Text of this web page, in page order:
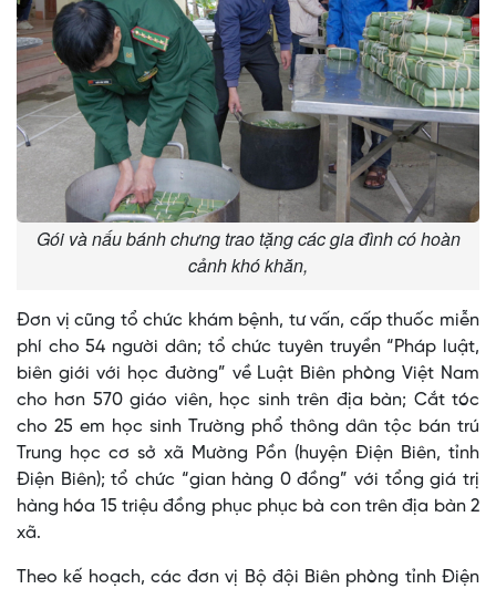
Gói và nấu bánh chưng trao tặng các gia đình có hoàn
cảnh khó khăn,
Đơn vị cũng tổ chức khám bệnh, tư vấn, cấp thuốc miễn
phí cho 54 người dân; tổ chức tuyên truyền “Pháp luật,
biên giới với học đường” về Luật Biên phòng Việt Nam
cho hơn 570 giáo viên, học sinh trên địa bàn; Cắt tóc
cho 25 em học sinh Trường phổ thông dân tộc bán trú
Trung học cơ sở xã Mường Pồn (huyện Điện Biên, tỉnh
Điện Biên); tổ chức “gian hàng 0 đồng” với tổng giá trị
hàng hóa 15 triệu đồng phục phục bà con trên địa bàn 2
xã.
Theo kế hoạch, các đơn vị Bộ đội Biên phòng tỉnh Điện